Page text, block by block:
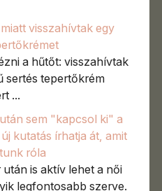
visszahívtak egy
a hűtőt: visszahívtak
sertés tepertőkrém
...
sem "kapcsol ki" a
kutatás írhatja át, amit
róla
is aktív lehet a női
legfontosabb szerve.